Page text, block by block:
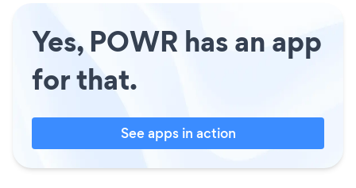
Yes, POWR has an app
for that.
See apps in action